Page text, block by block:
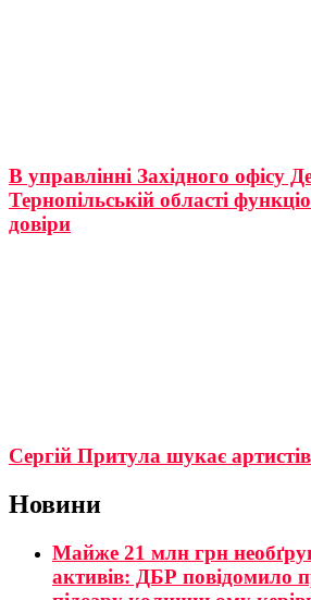
В управлінні Західного офісу
Тернопільській області
довіри
Сергій Притула шукає
Новини
Майже 21 млн грн
активів: ДБР повідомило